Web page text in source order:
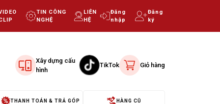
TIN CÔNG
NGHỆ
LIÊN
HỆ
Đăng
nhập
Đăng
ký
Xây dựng cấu
hình
TikTok Giỏ hàng
THANH TOÁN & TRẢ GÓP HÀNG CŨ